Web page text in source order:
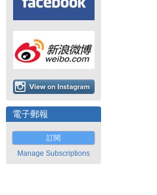
電子郵報
訂閱
Manage Subscriptions